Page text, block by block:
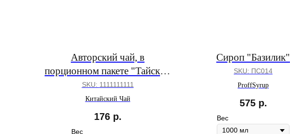
Авторский чай, в
порционном пакете "Тайский
с ананасом"
SKU: 1111111111
Китайский Чай
176 р.
Вес
Сироп "Базилик"
SKU: ПС014
ProffSyrup
575 р.
Вес